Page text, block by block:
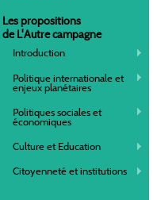
Les propositions
de L'Autre campagne
Introduction
Politique internationale et
enjeux planétaires
Politiques sociales et
économiques
Culture et Education
Citoyenneté et institutions